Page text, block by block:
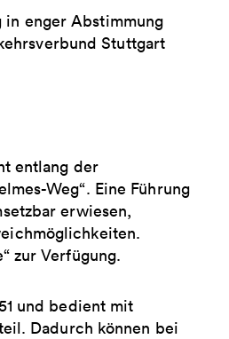
in enger Abstimmung
Stuttgart
entlang der
Weg“. Eine Führung
erwiesen,
zur Verfügung.
und bedient mit
Dadurch können bei